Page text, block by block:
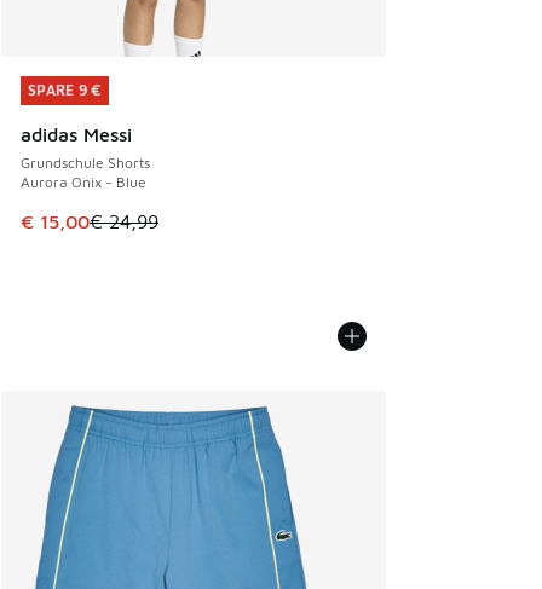
SPARE 9 €
adidas Messi
Grundschule Shorts
Aurora Onix - Blue
Dieser Artikel ist im Sale. Der Preis ist von € 24,99 auf €
€ 15,00€ 24,99
SPARE 9 €